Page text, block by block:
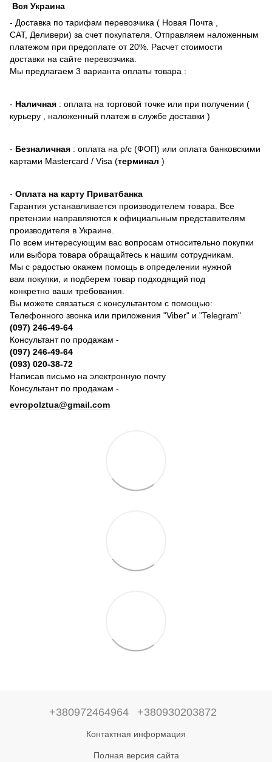
Вся Украина
- Доставка по тарифам перевозчика ( Новая Почта ,
САТ, Деливери) за счет покупателя. Отправляем наложенным
платежом при предоплате от 20%. Расчет стоимости
доставки на сайте перевозчика.
Мы предлагаем 3 варианта оплаты товара :
- Наличная : оплата на торговой точке или при получении (
курьеру , наложенный платеж в службе доставки )
- Безналичная : оплата на р/с (ФОП) или оплата банковскими
картами Mastercard / Visa (терминал )
- Оплата на карту Приватбанка
Гарантия устанавливается производителем товара. Все
претензии направляются к официальным представителям
производителя в Украине.
По всем интересующим вас вопросам относительно покупки
или выбора товара обращайтесь к нашим сотрудникам.
Мы с радостью окажем помощь в определении нужной
вам покупки, и подберем товар подходящий под
конкретно ваши требования.
Вы можете связаться с консультантом с помощью:
Телефонного звонка или приложения "Viber" и "Telegram"
(097) 246-49-64
Консультант по продажам -
(097) 246-49-64
(093) 020-38-72
Написав письмо на электронную почту
Консультант по продажам -
evropolztua@gmail.com
+380972464964 +380930203872
Контактная информация
Полная версия сайта